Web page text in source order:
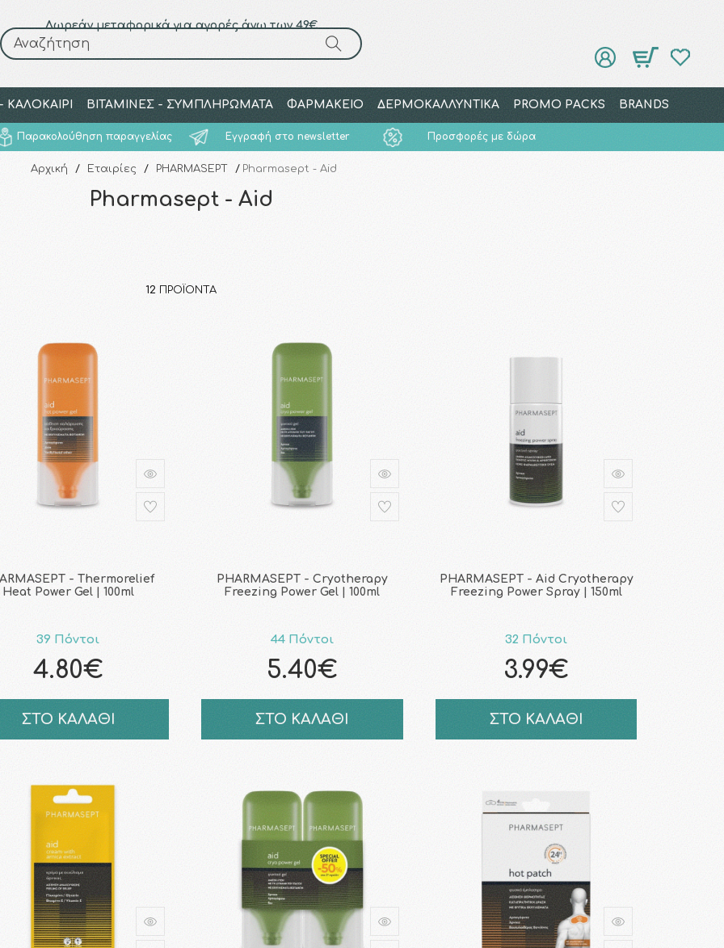
Δωρεάν μεταφορικά για αγορές άνω των 49€
Αναζήτηση
ΒΙΤΑΜΙΝΕΣ - ΣΥΜΠΛΗΡΩΜΑΤΑ ΦΑΡΜΑΚΕΙΟ ΔΕΡΜΟΚΑΛΛΥΝΤΙΚΑ PROMO PACKS BRANDS
Παρακολούθηση παραγγελίας Εγγραφή στο newsletter Προσφορές με δώρα
Αναζήτηση
Αρχική / Εταιρίες / PHARMASEPT / Pharmasept - Aid
Pharmasept - Aid
12 ΠΡΟΪΌΝΤΑ
- Thermorelief
Heat Power Gel | 100ml
39 Πόντοι
4.80€
ΣΤΟ ΚΑΛΑΘΙ
PHARMASEPT - Cryotherapy
Freezing Power Gel | 100ml
44 Πόντοι
5.40€
ΣΤΟ ΚΑΛΑΘΙ
PHARMASEPT - Aid Cryotherapy
Freezing Power Spray | 150ml
32 Πόντοι
3.99€
ΣΤΟ ΚΑΛΑΘΙ